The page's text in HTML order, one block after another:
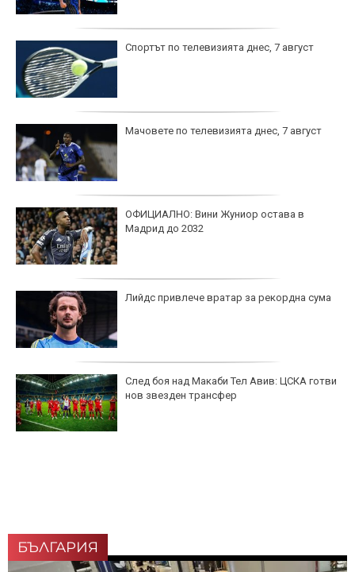
Спортът по телевизията днес, 7 август
Мачовете по телевизията днес, 7 август
ОФИЦИАЛНО: Вини Жуниор остава в
Мадрид до 2032
Лийдс привлече вратар за рекордна сума
След боя над Макаби Тел Авив: ЦСКА готви
нов звезден трансфер
БЪЛГАРИЯ